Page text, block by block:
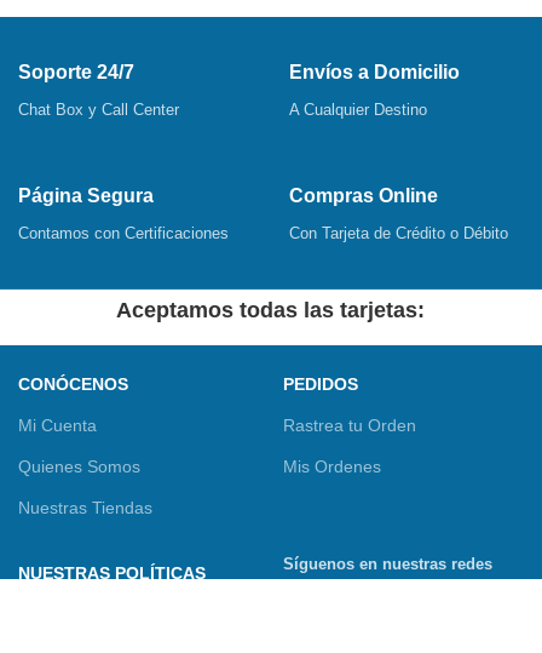
Soporte 24/7
Chat Box y Call Center
Envíos a Domicilio
A Cualquier Destino
Página Segura
Contamos con Certificaciones
Compras Online
Con Tarjeta de Crédito o Débito
Aceptamos todas las tarjetas:
CONÓCENOS
Mi Cuenta
Quienes Somos
Nuestras Tiendas
PEDIDOS
Rastrea tu Orden
Mis Ordenes
NUESTRAS POLÍTICAS
Síguenos en nuestras redes